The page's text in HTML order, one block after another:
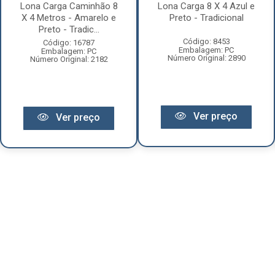
Lona Carga Caminhão 8
X 4 Metros - Amarelo e
Preto - Tradic...
Código: 16787
Embalagem: PC
Número Original: 2182
Ver preço
Lona Carga 8 X 4 Azul e
Preto - Tradicional
Código: 8453
Embalagem: PC
Número Original: 2890
Ver preço